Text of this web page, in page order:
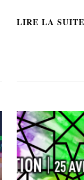
LIRE LA SUITE